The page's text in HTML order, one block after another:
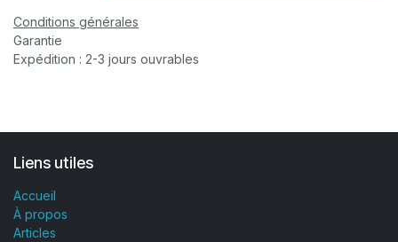
Conditions générales
Garantie
Expédition : 2-3 jours ouvrables
Liens utiles
Accueil
À propos
Articles